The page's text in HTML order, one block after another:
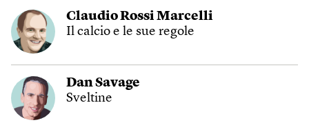
Claudio Rossi Marcelli
Il calcio e le sue regole
Dan Savage
Sveltine